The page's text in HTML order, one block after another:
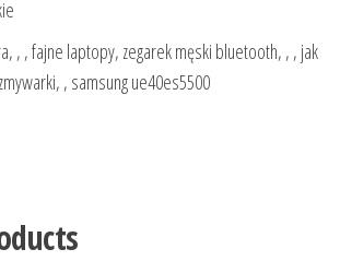
, , fajne laptopy, zegarek męski bluetooth, , , jak
, samsung ue40es5500